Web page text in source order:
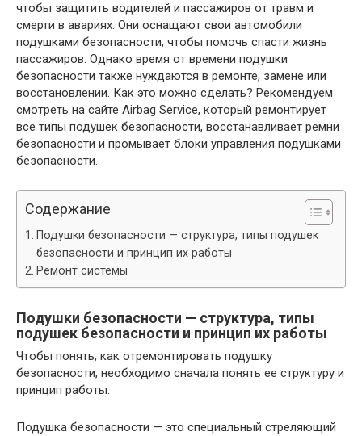
чтобы защитить водителей и пассажиров от травм и
смерти в авариях. Они оснащают свои автомобили
подушками безопасности, чтобы помочь спасти жизнь
пассажиров. Однако время от времени подушки
безопасности также нуждаются в ремонте, замене или
восстановлении. Как это можно сделать? Рекомендуем
смотреть на сайте Airbag Service, который ремонтирует
все типы подушек безопасности, восстанавливает ремни
безопасности и промывает блоки управления подушками
безопасности.
Содержание
Подушки безопасности — структура, типы подушек
безопасности и принцип их работы
Ремонт системы
Подушки безопасности — структура, типы
подушек безопасности и принцип их работы
Чтобы понять, как отремонтировать подушку
безопасности, необходимо сначала понять ее структуру и
принцип работы.
Подушка безопасности — это специальный стреляющий